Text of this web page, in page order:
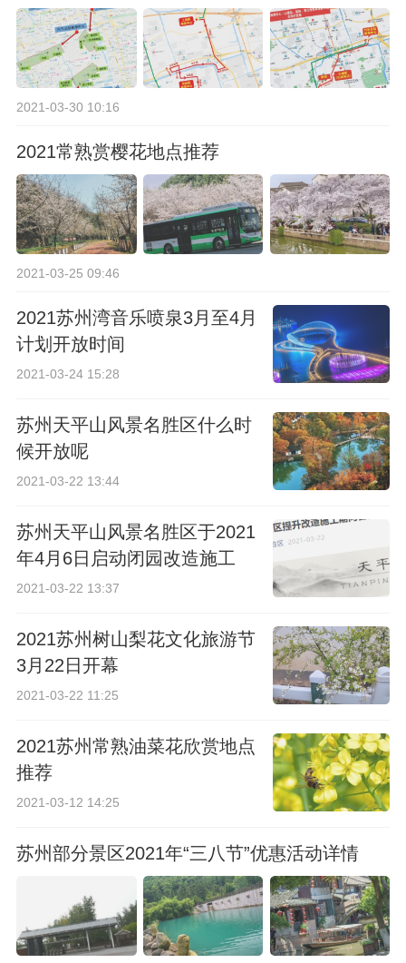
2021-03-30 10:16
2021常熟赏樱花地点推荐
2021-03-25 09:46
2021苏州湾音乐喷泉3月至4月
计划开放时间
2021-03-24 15:28
苏州天平山风景名胜区什么时
候开放呢
2021-03-22 13:44
苏州天平山风景名胜区于2021
年4月6日启动闭园改造施工
2021-03-22 13:37
2021苏州树山梨花文化旅游节
3月22日开幕
2021-03-22 11:25
2021苏州常熟油菜花欣赏地点
推荐
2021-03-12 14:25
苏州部分景区2021年“三八节”优惠活动详情